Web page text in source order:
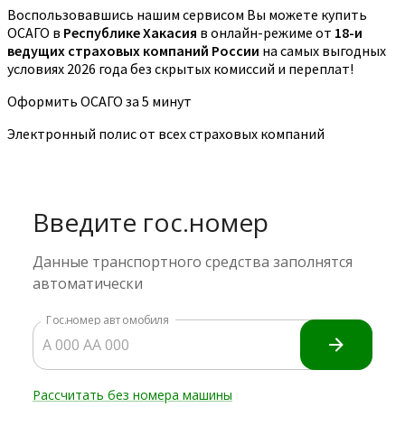
Воспользовавшись нашим сервисом Вы можете купить
ОСАГО в Республике Хакасия в онлайн-режиме от 18-и
ведущих страховых компаний России на самых выгодных
условиях 2026 года без скрытых комиссий и переплат!
Оформить ОСАГО за 5 минут
Электронный полис от всех страховых компаний